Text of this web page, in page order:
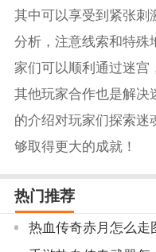
其中可以享受到紧张刺
分析，注意线索和特殊
家们可以顺利通过迷宫
其他玩家合作也是解决
的介绍对玩家们探索迷
够取得更大的成就！
热门推荐
热血传奇赤月怎么走